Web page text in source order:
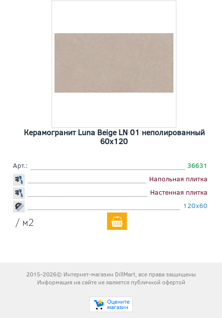
Керамогранит Luna Beige LN 01 неполированный
60x120
Арт.:
36631
Напольная плитка
Настенная плитка
120x60
/ м2
2015-2026© Интернет-магазин DillMart, все права защищены
Информация на сайте не является публичной офертой